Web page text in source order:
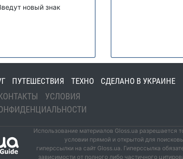
новый знак
ПУТЕШЕСТВИЯ ТЕХНО СДЕЛАНО В УКРАИНЕ
УСЛОВИЯ
Использование материалов Gloss.ua разрешается
условии прямой и открытой для
гиперссылки на сайт Gloss.ua. Гиперссылка
зависимости от полного либо частичного